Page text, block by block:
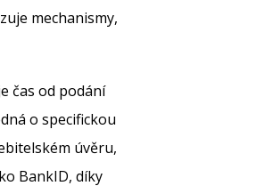
mechanismy,
čas od podání
o specifickou
úvěru,
BankID, díky